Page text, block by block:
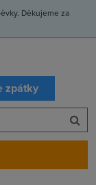
Děkujeme za
zpátky